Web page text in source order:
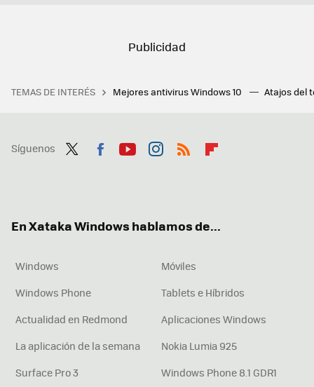
TEMAS DE INTERÉS Mejores antivirus Windows 10 Atajos del
Síguenos
En Xataka Windows hablamos de...
Windows
Móviles
Windows Phone
Tablets e Híbridos
Actualidad en Redmond
Aplicaciones Windows
La aplicación de la semana
Nokia Lumia 925
Surface Pro 3
Windows Phone 8.1 GDR1